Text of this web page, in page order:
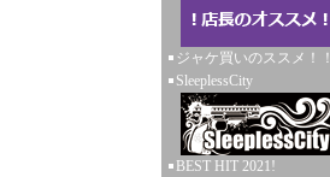
ジャケ買いのススメ！！
SleeplessCity
BEST HIT 2021!